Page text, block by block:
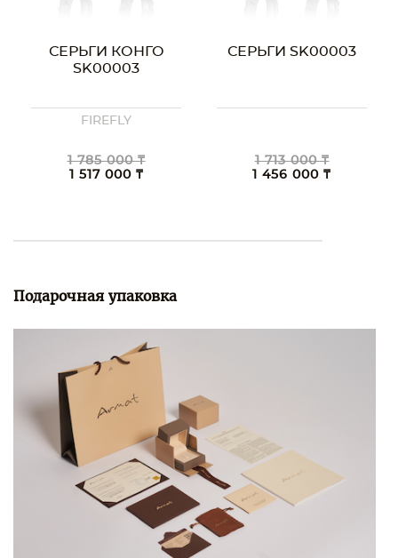
СЕРЬГИ КОНГО
SK00003
FIREFLY
1 785 000 ₸
1 517 000 ₸
СЕРЬГИ SK00003
1 713 000 ₸
1 456 000 ₸
Подарочная упаковка